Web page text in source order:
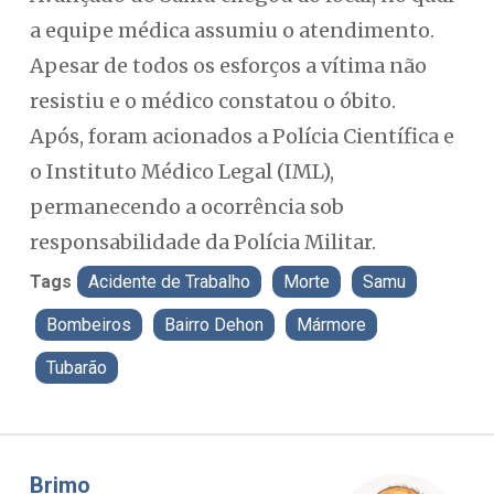
a equipe médica assumiu o atendimento.
Apesar de todos os esforços a vítima não
resistiu e o médico constatou o óbito.
Após, foram acionados a Polícia Científica e
o Instituto Médico Legal (IML),
permanecendo a ocorrência sob
responsabilidade da Polícia Militar.
Tags Acidente de Trabalho Morte Samu
Bombeiros Bairro Dehon Mármore
Tubarão
Misael Elias